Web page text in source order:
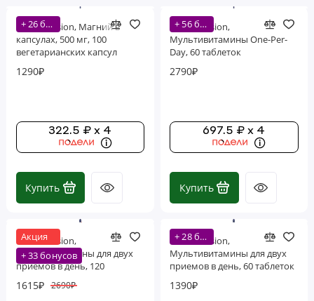
+ 26 бонусов
Life Extension, Магний в
капсулах, 500 мг, 100
вегетарианских капсул
1290₽
322.5 ₽ x 4
Купить
+ 56 бонусов
Life Extension,
Мультивитамины One-Per-
Day, 60 таблеток
2790₽
697.5 ₽ x 4
Купить
Акция
+ 33 бонусов
Life Extension,
Мультивитамины для двух
приемов в день, 120
1615₽ 2690₽
+ 28 бонусов
Life Extension,
Мультивитамины для двух
приемов в день, 60 таблеток
1390₽